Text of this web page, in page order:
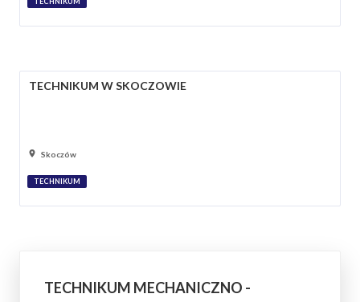
TECHNIKUM W SKOCZOWIE
Skoczów
TECHNIKUM
TECHNIKUM MECHANICZNO -